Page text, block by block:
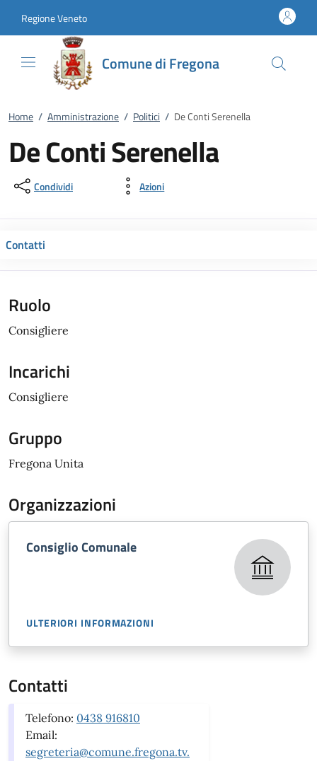
Regione Veneto
Comune di Fregona
Home / Amministrazione / Politici / De Conti Serenella
De Conti Serenella
Condividi Azioni
Contatti
Ruolo
Consigliere
Incarichi
Consigliere
Gruppo
Fregona Unita
Organizzazioni
Consiglio Comunale
ULTERIORI INFORMAZIONI
Contatti
Telefono: 0438 916810
Email:
segreteria@comune.fregona.tv.